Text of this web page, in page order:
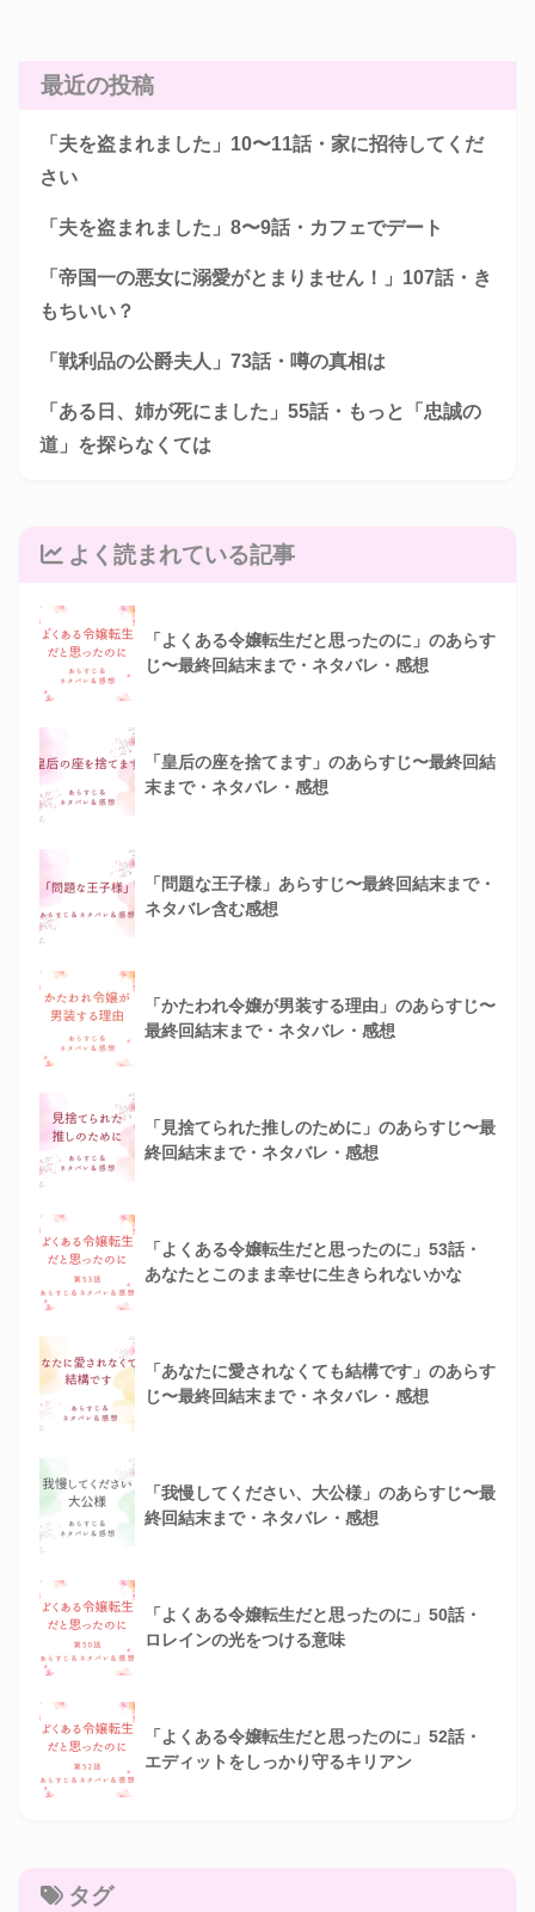
最近の投稿
「夫を盗まれました」10〜11話・家に招待してくだ
さい
「夫を盗まれました」8〜9話・カフェでデート
「帝国一の悪女に溺愛がとまりません！」107話・き
もちいい？
「戦利品の公爵夫人」73話・噂の真相は
「ある日、姉が死にました」55話・もっと「忠誠の
道」を探らなくては
よく読まれている記事
「よくある令嬢転生だと思ったのに」のあらす
じ〜最終回結末まで・ネタバレ・感想
「皇后の座を捨てます」のあらすじ〜最終回結
末まで・ネタバレ・感想
「問題な王子様」あらすじ〜最終回結末まで・
ネタバレ含む感想
「かたわれ令嬢が男装する理由」のあらすじ〜
最終回結末まで・ネタバレ・感想
「見捨てられた推しのために」のあらすじ〜最
終回結末まで・ネタバレ・感想
「よくある令嬢転生だと思ったのに」53話・
あなたとこのまま幸せに生きられないかな
「あなたに愛されなくても結構です」のあらす
じ〜最終回結末まで・ネタバレ・感想
「我慢してください、大公様」のあらすじ〜最
終回結末まで・ネタバレ・感想
「よくある令嬢転生だと思ったのに」50話・
ロレインの光をつける意味
「よくある令嬢転生だと思ったのに」52話・
エディットをしっかり守るキリアン
タグ